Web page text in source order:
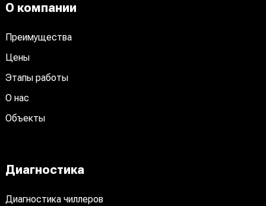
О компании
Преимущества
Цены
Этапы работы
О нас
Объекты
Диагностика
Диагностика чиллеров